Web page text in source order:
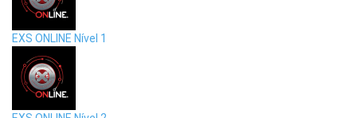
EXS ONLINE Nível 1